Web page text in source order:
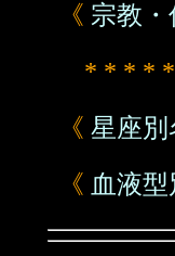
《 宗教
* * * * *
《 星座別
《 血液